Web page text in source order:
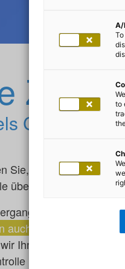
Cloud und
Sie, wie Sie mit der
über Ihre IT behalten
in eine digitale
auch eine
Ihnen, wie Sie durch
über Ihre IT
A/
to